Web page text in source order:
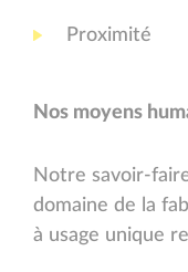
Proximité
Nos moyens
Notre savoir-
domaine de la
à usage unique